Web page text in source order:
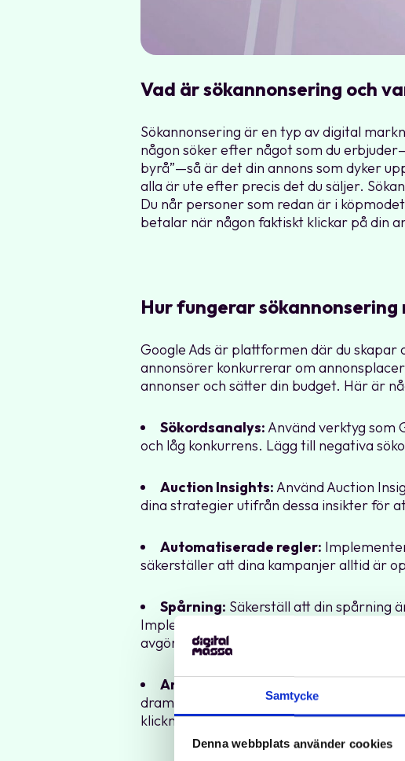
Samtycke
Denna webbplats använder cookies
Vad är sökannonsering och
Sökannonsering är en typ av digital
någon söker efter något som du
byrå”—så är det din annons som dyker
alla är ute efter precis det du säljer.
Du når personer som redan är i
betalar när någon faktiskt klickar på din
Hur fungerar sökannonsering
Google Ads är plattformen där du skapar
annonsörer konkurrerar om
annonser och sätter din budget. Här är
Sökordsanalys: Använd verktyg som
och låg konkurrens. Lägg till negativa
Auction Insights: Använd Auction
dina strategier utifrån dessa insikter för
Automatiserade regler:
säkerställer att dina kampanjer alltid är
Spårning: Säkerställ att din spårning
Implementera konverteringsspårning på
avgörande för att fatta datadrivna beslut
Annonstillägg
dramatiskt förbättra dina annonsers
klickmöjligheter.